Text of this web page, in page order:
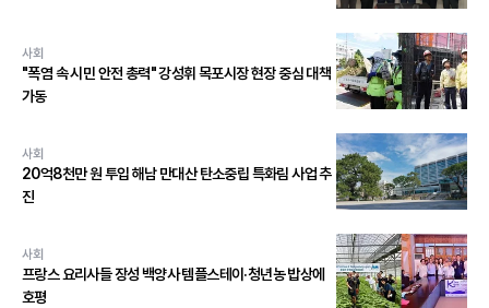
사회
"폭염 속 시민 안전 총력" 강성휘 목포시장 현장 중심 대책
가동
사회
20억8천만 원 투입 해남 만대산 탄소중립 특화림 사업 추
진
사회
프랑스 요리사들 장성 백양사 템플스테이·청년농 밥상에
호평